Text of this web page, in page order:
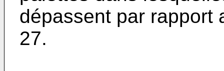
dépassent par rapport
27.